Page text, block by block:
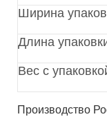
Ширина
Длина
Вес с
Производство